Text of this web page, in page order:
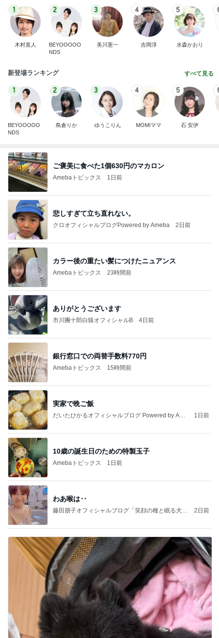
1
木村直人
2
BEYOOOOO
NDS
3
美川憲一
4
吉岡淳
5
水森かおり
新登場ランキング すべて見る
1
BEYOOOOO
NDS
2
島倉りか
3
ゆうこりん
4
MOMIママ
5
石 安伊
ご褒美に食べた1個630円のマカロン
Amebaトピックス 1日前
悲しすぎて立ち直れない。
クロオフィシャルブログPowered by Ameba 2日前
カラー後の重たい髪につけたニュアンス
Amebaトピックス 23時間前
ありがとうございます
市川團十郎白猿オフィシャルB 4日前
銀行窓口での両替手数料770円
Amebaトピックス 15時間前
実家で晩ご飯
だいたひかるオフィシャルブログ Powered by Ame
1日前
10歳の誕生日のための特製玉子
Amebaトピックス 1日前
わあ喉は‥
藤田朋子オフィシャルブログ「笑顔の種と眠る犬」
2日前